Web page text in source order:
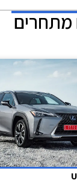
מתחרים